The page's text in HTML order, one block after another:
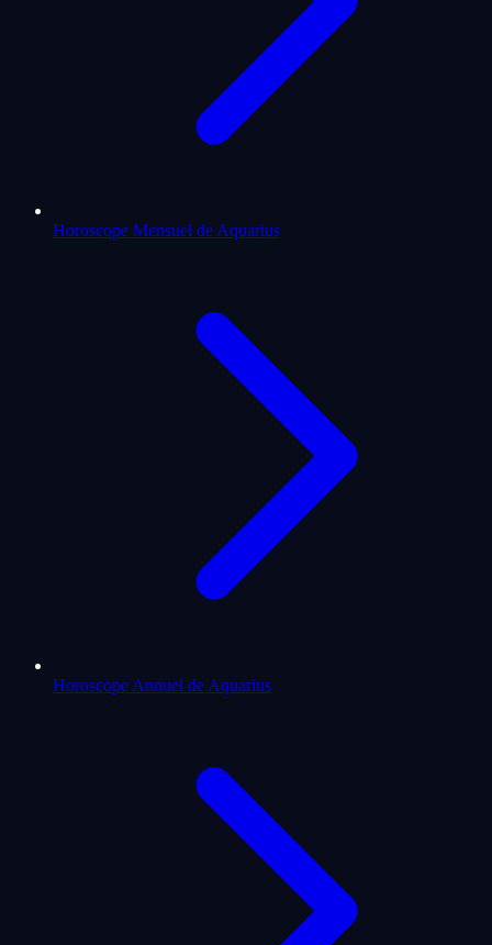
Horoscope Mensuel de Aquarius
Horoscope Annuel de Aquarius